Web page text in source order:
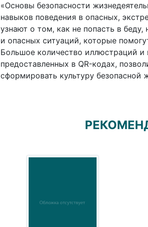
«Основы безопасности
навыков поведения в опасных,
узнают о том, как не попасть в
и опасных ситуаций, которые
Большое количество иллюстраций и
предоставленных в QR-кодах,
сформировать культуру безопасной